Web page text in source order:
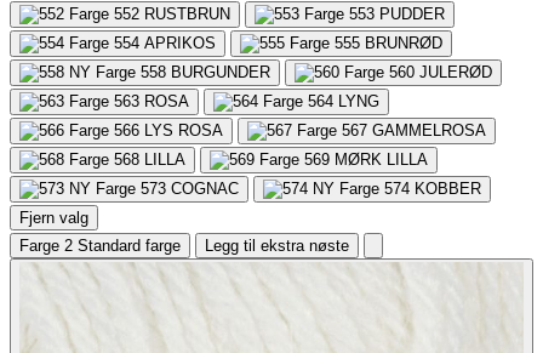
552 RUSTBRUN 553 PUDDER
554 APRIKOS 555 BRUNRØD
558 BURGUNDER 560 JULERØD
563 ROSA 564 LYNG
566 LYS ROSA 567 GAMMELROSA
568 LILLA 569 MØRK LILLA
573 COGNAC 574 KOBBER
Fjern valg
Farge 2 Standard farge Legg til ekstra nøste